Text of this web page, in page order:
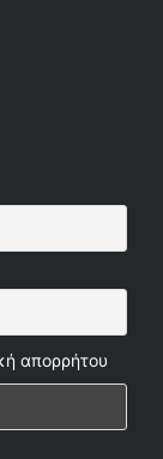
απορρήτου